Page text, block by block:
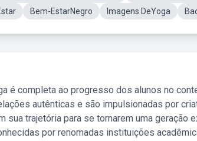
Bem-EstarNegro Imagens DeYoga
é completa ao progresso dos alunos no
autênticas e são impulsionadas por
sua trajetória para se tornarem uma geração
por renomadas instituições